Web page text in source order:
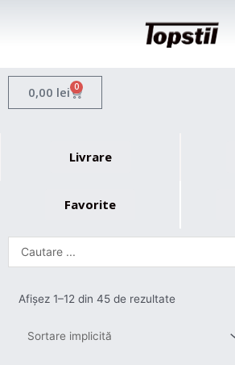
0,00 lei 0 Cart
Livrare
Favorite
Afișez 1–12 din 45 de rezultate